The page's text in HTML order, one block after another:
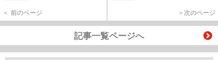
＜ 前のページ ＞次のページ
記事一覧ページへ